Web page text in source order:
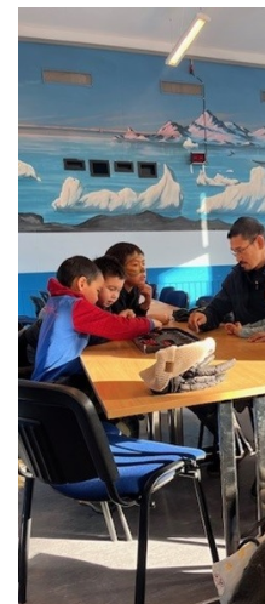
Kommunimi pilersaarut
Kommune pillugu